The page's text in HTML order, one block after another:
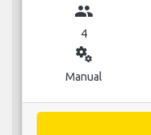
group
4
miscellaneous_services
Manual